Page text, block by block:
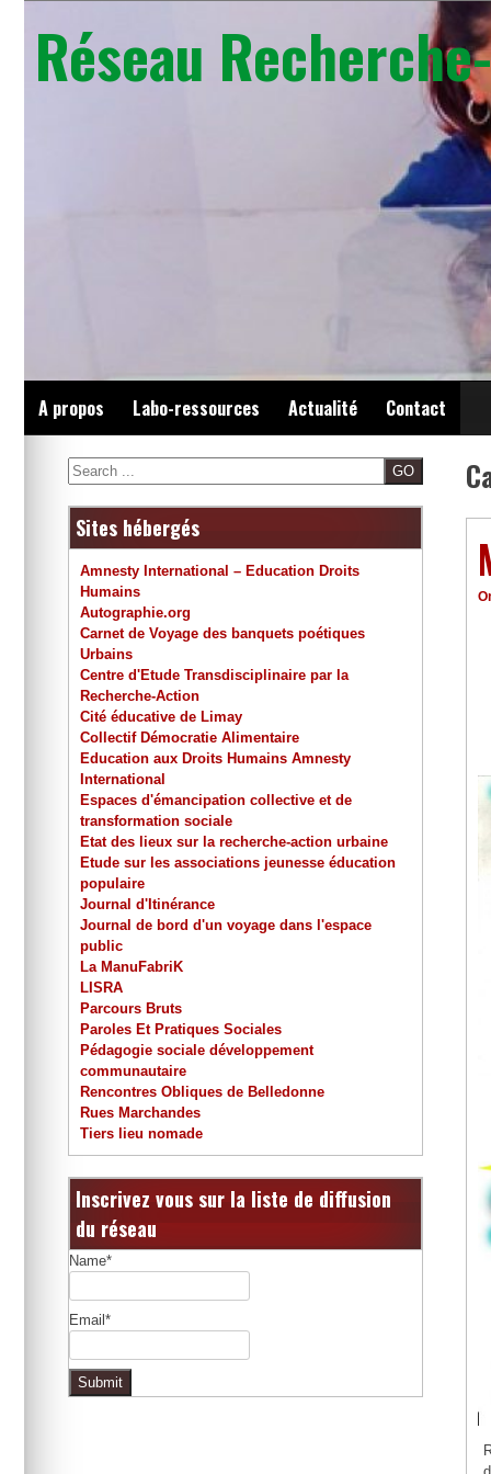
content
Réseau
A propos Labo-ressources Actualité Contact
Search
Sites hébergés
Amnesty International – Education Droits
Humains
Autographie.org
Carnet de Voyage des banquets poétiques
Urbains
Centre d'Etude Transdisciplinaire par la
Recherche-Action
Cité éducative de Limay
Collectif Démocratie Alimentaire
Education aux Droits Humains Amnesty
International
Espaces d'émancipation collective et de
transformation sociale
Etat des lieux sur la recherche-action urbaine
Etude sur les associations jeunesse éducation
populaire
Journal d'Itinérance
Journal de bord d'un voyage dans l'espace
public
La ManuFabriK
LISRA
Parcours Bruts
Paroles Et Pratiques Sociales
Pédagogie sociale développement
communautaire
Rencontres Obliques de Belledonne
Rues Marchandes
Tiers lieu nomade
Inscrivez vous sur la liste de diffusion
du réseau
Name*
Email*